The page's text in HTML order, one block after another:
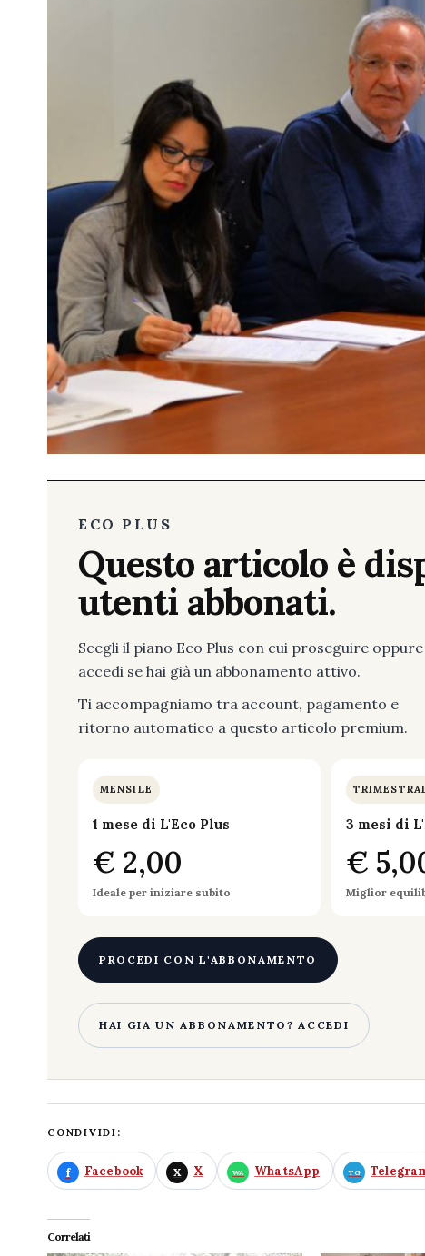
ECO PLUS
Questo articolo è
utenti abbonati.
Scegli il piano Eco Plus con cui proseguire oppure
accedi se hai già un abbonamento attivo.
Ti accompagniamo tra account, pagamento e
ritorno automatico a questo articolo premium.
MENSILE
1 mese di L'Eco Plus
€ 2,00
Ideale per iniziare subito
3 mesi di
€
Miglior
PROCEDI CON L'ABBONAMENTO
HAI GIA UN ABBONAMENTO? ACCEDI
CONDIVIDI:
Facebook X WhatsApp
Correlati